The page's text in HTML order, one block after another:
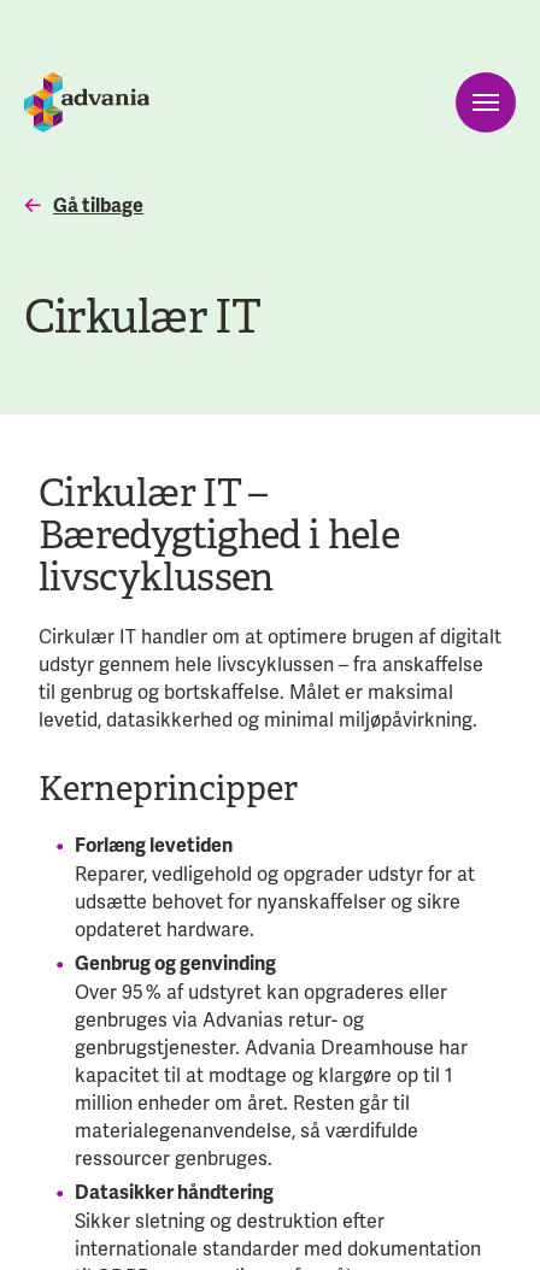
Gå tilbage
Cirkulær IT
Cirkulær IT –
Bæredygtighed i hele
livscyklussen
Cirkulær IT handler om at optimere brugen af digitalt
udstyr gennem hele livscyklussen – fra anskaffelse
til genbrug og bortskaffelse. Målet er maksimal
levetid, datasikkerhed og minimal miljøpåvirkning.
Kerneprincipper
Forlæng levetiden
Reparer, vedligehold og opgrader udstyr for at
udsætte behovet for nyanskaffelser og sikre
opdateret hardware.
Genbrug og genvinding
Over 95 % af udstyret kan opgraderes eller
genbruges via Advanias retur- og
genbrugstjenester. Advania Dreamhouse har
kapacitet til at modtage og klargøre op til 1
million enheder om året. Resten går til
materialegenanvendelse, så værdifulde
ressourcer genbruges.
Datasikker håndtering
Sikker sletning og destruktion efter
internationale standarder med dokumentation